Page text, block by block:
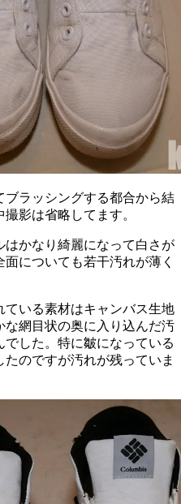
ブラッシングする都合から結
影は省略してます。
かなり綺麗になって白さが
についても若干汚れが薄く
いる素材はキャンバス生地
網目状の奥に入り込んだ汚
した。特に皺になっている
のですが汚れが残っていま